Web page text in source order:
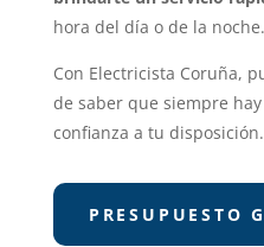
hora del día o de la noche.
Con Electricista Coruña,
de saber que siempre
confianza a tu disposición.
PRESUPUESTO